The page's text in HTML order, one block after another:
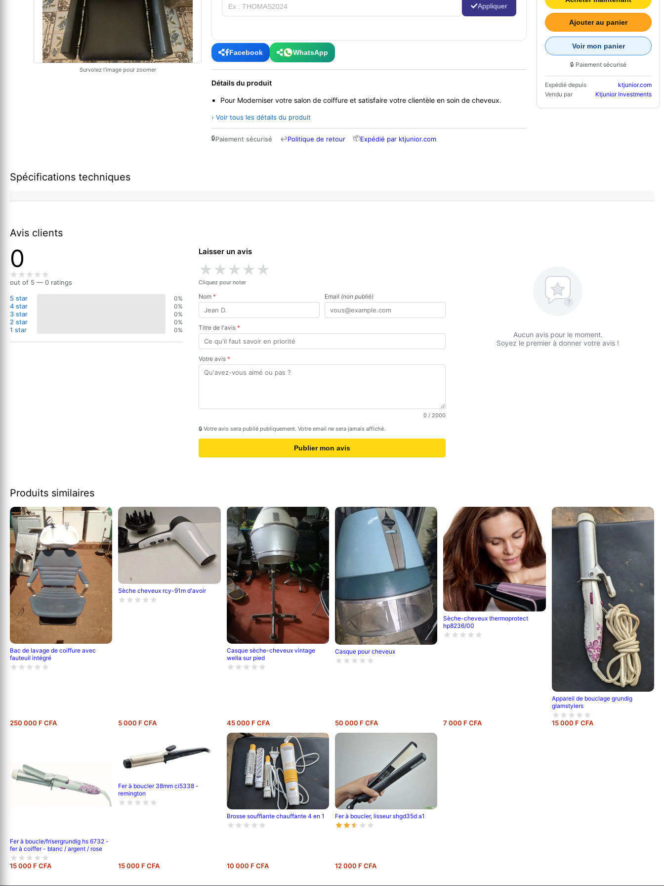
Survolez l'image pour zoomer
Appliquer
Facebook WhatsApp
Détails du produit
Pour Moderniser votre salon de coiffure et satisfaire votre clientèle en soin de cheveux.
› Voir tous les détails du produit
🔒Paiement sécurisé ↩Politique de retour 📦Expédié par ktjunior.com
Ajouter au panier
Voir mon panier
🔒 Paiement sécurisé
Expédié depuis
ktjunior.com
Vendu par
Ktjunior Investments
Spécifications techniques
Avis clients
0
out of 5 — 0 ratings
5 star
0%
4 star 0%
3 star 0%
2 star 0%
1 star 0%
Laisser un avis
★★★★★
Cliquez pour noter
Nom * Email (non publié)
Titre de l'avis *
Votre avis *
0 / 2000
🔒 Votre avis sera publié publiquement. Votre email ne sera jamais affiché.
Publier mon avis
?
Aucun avis pour le moment.
Soyez le premier à donner votre avis !
Produits similaires
Bac de lavage de coiffure avec
fauteuil intégré
250 000 F CFA
Sèche cheveux rcy-91m d'avoir
5 000 F CFA
Casque sèche-cheveux vintage
wella sur pied
45 000 F CFA
Casque pour cheveux
50 000 F CFA
Sèche-cheveux thermoprotect
hp8236/00
7 000 F CFA
Appareil de bouclage grundig
glamstylers
15 000 F CFA
Fer à boucle/frisergrundig hs 6732 -
fer à coiffer - blanc / argent / rose
15 000 F CFA
Fer à boucler 38mm ci5338 -
remington
15 000 F CFA
Brosse soufflante chauffante 4 en 1
10 000 F CFA
Fer à boucler, lisseur shgd35d a1
12 000 F CFA